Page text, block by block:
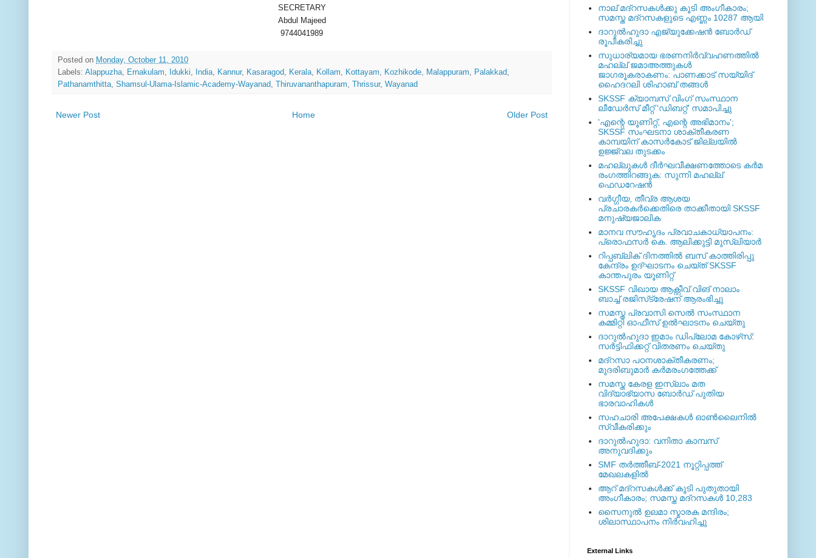
SECRETARY
Abdul Majeed
9744041989
Posted on Monday, October 11, 2010
Labels: Alappuzha Ernakulam Idukki India Kannur, Kasaragod Kerala Kollam Kottayam Kozhikode Malappuram Palakkad
Pathanamthitta Shamsul-Ulama-Islamic-Academy-Wayanad Thiruvananthapuram Thrissur, Wayanad
Newer Post Older Post
Home
നാല് മദ്‌റസകള്‍ക്കു കൂടി അംഗീകാരം;
സമസ്ത മദ്‌റസകളുടെ എണ്ണം 10287 ആയി
ദാറുല്‍ഹുദാ എജ്യുക്കേഷന്‍ ബോര്‍ഡ്
രൂപീകരിച്ചു
സുധാര്യമായ ഭരണനിര്‍വ്വഹണത്തില്‍
മഹല്ല് ജമാഅത്തുകള്‍
ജാഗരൂകരാകണം: പാണക്കാട് സയ്യിദ്
ഹൈദറലി ശിഹാബ് തങ്ങള്‍
SKSSF ക്യാമ്പസ് വിംഗ് സംസ്ഥാന
ലീഡേർസ് മീറ്റ് 'ഡിബറ്റ്' സമാപിച്ചു
'എന്റെ യൂണിറ്റ്, എന്റെ അഭിമാനം';
SKSSF സംഘടനാ ശാക്തീകരണ
കാമ്പയിന് കാസര്‍കോട് ജില്ലയില്‍
ഉജ്ജ്വല തുടക്കം
മഹല്ലുകള്‍ ദീര്‍ഘവീക്ഷണത്തോടെ കര്‍മ
രംഗത്തിറങ്ങുക: സുന്നി മഹല്ല്
ഫെഡറേഷന്‍
വര്‍ഗ്ഗീയ, തീവ്ര ആശയ
പ്രചാരകര്‍ക്കെതിരെ താക്കീതായി SKSSF
മനുഷ്യജാലിക
മാനവ സൗഹൃദം പ്രവാചകാധ്യാപനം:
പ്രൊഫസർ കെ. ആലിക്കുട്ടി മുസ്ലിയാർ
റിപ്പബ്ലിക് ദിനത്തില്‍ ബസ് കാത്തിരിപ്പു
കേന്ദ്രം ഉദ്ഘാടനം ചെയ്ത്‌ SKSSF
കാന്തപുരം യൂണിറ്റ്
SKSSF വിഖായ ആക്റ്റീവ് വിങ് നാലാം
ബാച്ച് രജിസ്‌ട്രേഷന് ആരംഭിച്ചു
സമസ്ത പ്രവാസി സെല്‍ സംസ്ഥാന
കമ്മിറ്റി ഓഫീസ് ഉല്‍ഘാടനം ചെയ്തു
ദാറുല്‍ഹുദാ ഇമാം ഡിപ്ലോമ കോഴ്‌സ്:
സര്‍ട്ടിഫിക്കറ്റ് വിതരണം ചെയ്തു
മദ്‌റസാ പഠനശാക്തീകരണം;
മുദരിബുമാര്‍ കര്‍മരംഗത്തേക്ക്
സമസ്ത കേരള ഇസ്ലാം മത
വിദ്യാഭ്യാസ ബോര്‍ഡ് പുതിയ
ഭാരവാഹികള്‍
സഹചാരി അപേക്ഷകൾ ഓൺലൈനിൽ
സ്വീകരിക്കും
ദാറുല്‍ഹുദാ: വനിതാ കാമ്പസ്
അനുവദിക്കും
SMF തര്‍ത്തീബ്-2021 നൂറ്റിപ്പത്ത്
മേഖലകളില്‍
ആറ് മദ്റസകള്‍ക്ക് കൂടി പുതുതായി
അംഗീകാരം; സമസ്ത മദ്റസകള്‍ 10,283
സൈനുല്‍ ഉലമാ സ്മാരക മന്ദിരം;
ശിലാസ്ഥാപനം നിര്‍വഹിച്ചു
External ‎Links